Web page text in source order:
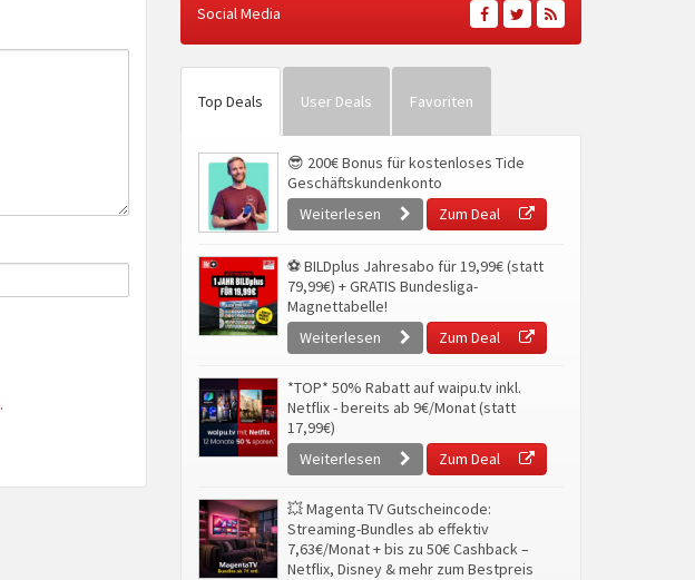
.
Social Media
Top Deals User Deals Favoriten
😎 200€ Bonus für kostenloses Tide
Geschäftskundenkonto
Weiterlesen
Zum Deal
⚽ BILDplus Jahresabo für 19,99€ (statt
79,99€) + GRATIS Bundesliga-
Magnettabelle!
Weiterlesen
Zum Deal
*TOP* 50% Rabatt auf waipu.tv inkl.
Netflix - bereits ab 9€/Monat (statt
17,99€)
Weiterlesen
Zum Deal
💥 Magenta TV Gutscheincode:
Streaming-Bundles ab effektiv
7,63€/Monat + bis zu 50€ Cashback –
Netflix, Disney & mehr zum Bestpreis